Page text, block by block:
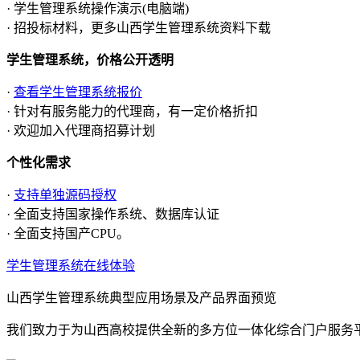
· 学生管理系统操作演示(电脑端)
· 招投标材料，更多山西学生管理系统资料下载
学生管理系统，价格公开透明
· 查看学生管理系统报价
· 针对有服务能力的代理商，有一定价格折扣
· 欢迎加入代理商招募计划
个性化需求
· 支持单独源码授权
· 全面支持国家操作系统、数据库认证
· 全面支持国产CPU。
学生管理系统在线体验
山西学生管理系统典型应用场景及产品界面预览
我们致力于为山西高校提供全新的多方位一体化综合门户服务